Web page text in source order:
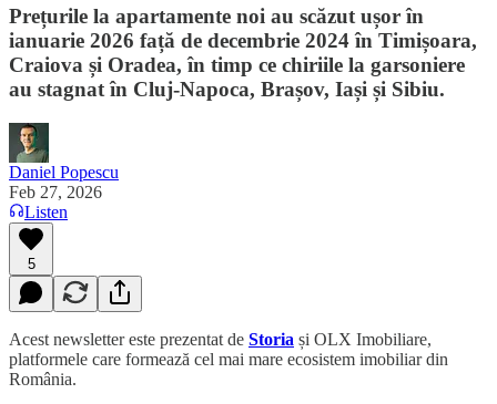
Prețurile la apartamente noi au scăzut ușor în
ianuarie 2026 față de decembrie 2024 în Timișoara,
Craiova și Oradea, în timp ce chiriile la garsoniere
au stagnat în Cluj-Napoca, Brașov, Iași și Sibiu.
Daniel Popescu
Feb 27, 2026
Listen
5
Acest newsletter este prezentat de Storia și OLX Imobiliare,
platformele care formează cel mai mare ecosistem imobiliar din
România.